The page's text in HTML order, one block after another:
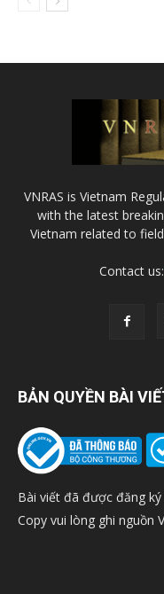
VNRAS is Vietnam
with the latest
Vietnam related to
Contact us:
BẢN QUYỀN BÀI
Bài viết đã được đăng ký
Copy vui lòng ghi nguồn